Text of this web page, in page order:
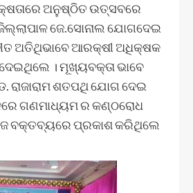
ଅନୁଷ୍ଠିତ ଉତ୍ସବରେ
ଜେ.ସୋନାଲ ଯୋଗଦେଇ
ଅତିଥିଭାବେ ଆରକ୍ଷୀ ଅଧିକ୍ଷକ
। ମୂଖ୍ୟବକ୍ତା ଭାବେ
ରାଜାରାମ ଶତପଥି ଯୋଗ ଦେଇ
ଗଣମାଧ୍ୟମ ର କଣ୍ଠରୋଧ
ବକ୍ତବ୍ୟରେ ପ୍ରକାଶ କରିଥିଲେ